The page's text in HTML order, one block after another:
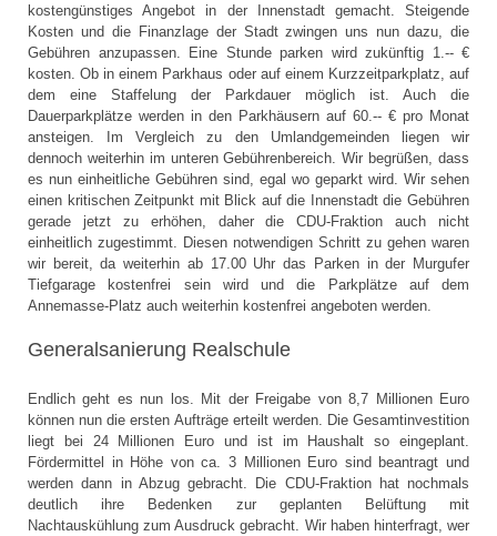
kostengünstiges Angebot in der Innenstadt gemacht. Steigende
Kosten und die Finanzlage der Stadt zwingen uns nun dazu, die
Gebühren anzupassen. Eine Stunde parken wird zukünftig 1.-- €
kosten. Ob in einem Parkhaus oder auf einem Kurzzeitparkplatz, auf
dem eine Staffelung der Parkdauer möglich ist. Auch die
Dauerparkplätze werden in den Parkhäusern auf 60.-- € pro Monat
ansteigen. Im Vergleich zu den Umlandgemeinden liegen wir
dennoch weiterhin im unteren Gebührenbereich. Wir begrüßen, dass
es nun einheitliche Gebühren sind, egal wo geparkt wird. Wir sehen
einen kritischen Zeitpunkt mit Blick auf die Innenstadt die Gebühren
gerade jetzt zu erhöhen, daher die CDU-Fraktion auch nicht
einheitlich zugestimmt. Diesen notwendigen Schritt zu gehen waren
wir bereit, da weiterhin ab 17.00 Uhr das Parken in der Murgufer
Tiefgarage kostenfrei sein wird und die Parkplätze auf dem
Annemasse-Platz auch weiterhin kostenfrei angeboten werden.
Generalsanierung Realschule
Endlich geht es nun los. Mit der Freigabe von 8,7 Millionen Euro
können nun die ersten Aufträge erteilt werden. Die Gesamtinvestition
liegt bei 24 Millionen Euro und ist im Haushalt so eingeplant.
Fördermittel in Höhe von ca. 3 Millionen Euro sind beantragt und
werden dann in Abzug gebracht. Die CDU-Fraktion hat nochmals
deutlich ihre Bedenken zur geplanten Belüftung mit
Nachtauskühlung zum Ausdruck gebracht. Wir haben hinterfragt, wer